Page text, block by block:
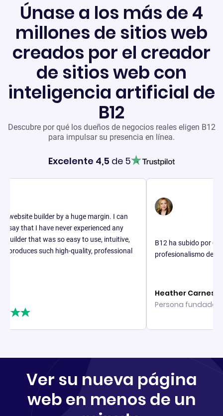
Únase a los más de 4
millones de sitios web
creados por el creador
de sitios web con
inteligencia artificial de
B12
Descubre por qué los dueños de negocios reales eligen B12
para impulsar su presencia en línea.
Excelente 4,5 de 5
builder by a huge margin. I can
that I have never experienced any
that was so easy to use, intuitive,
such high-quality, professional
B12 ha subido por
profesionalismo de los
Heather Carnes
Persona fundadora,
Ver su nueva página
web en menos de un